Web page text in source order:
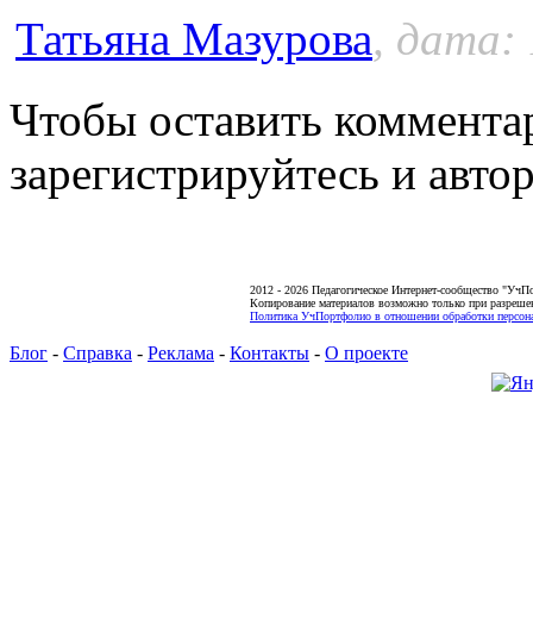
Татьяна Мазурова, дата:
Чтобы оставить
зарегистрируйтесь и
2012 - 2026 Педагогическое Интернет-сообщество
Копирование материалов возможно только при
Политика УчПортфолио в отношении обработки
Блог - Справка - Реклама - Контакты - О проекте